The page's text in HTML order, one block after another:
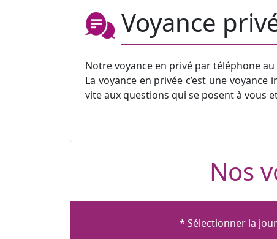
Voyance
Notre voyance en privé par téléphone au
La voyance en privée c’est une
vite aux questions qui se posent à vous
Nos
* Sélectionner la